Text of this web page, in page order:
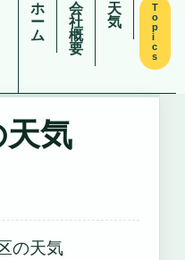
ホ
ー
ム
会
社
概
要
天
気
T
o
p
i
c
s
気
の天気